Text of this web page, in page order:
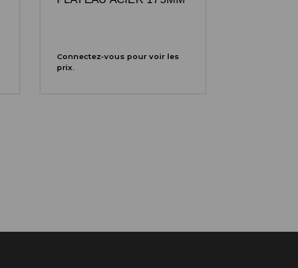
Connectez-vous pour voir les
prix.